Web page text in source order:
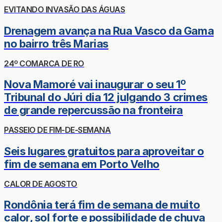
EVITANDO INVASÃO DAS ÁGUAS
Drenagem avança na Rua Vasco da Gama
no bairro três Marias
24º COMARCA DE RO
Nova Mamoré vai inaugurar o seu 1º
Tribunal do Júri dia 12 julgando 3 crimes
de grande repercussão na fronteira
PASSEIO DE FIM-DE-SEMANA
Seis lugares gratuitos para aproveitar o
fim de semana em Porto Velho
CALOR DE AGOSTO
Rondônia terá fim de semana de muito
calor, sol forte e possibilidade de chuva